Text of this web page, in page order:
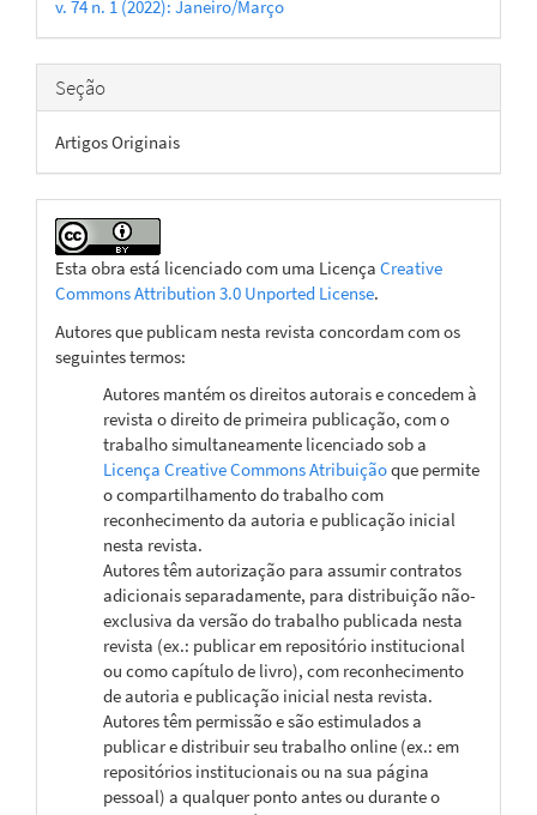
artigo
v. 74 n. 1 (2022): Janeiro/Março
Seção
Artigos Originais
Esta obra está licenciado com uma Licença Creative
Commons Attribution 3.0 Unported License.
Autores que publicam nesta revista concordam com os
seguintes termos:
Autores mantém os direitos autorais e concedem à
revista o direito de primeira publicação, com o
trabalho simultaneamente licenciado sob a
Licença Creative Commons Atribuiçãoque permite
o compartilhamento do trabalho com
reconhecimento da autoria e publicação inicial
nesta revista.
Autores têm autorização para assumir contratos
adicionais separadamente, para distribuição não-
exclusiva da versão do trabalho publicada nesta
revista (ex.: publicar em repositório institucional
ou como capítulo de livro), com reconhecimento
de autoria e publicação inicial nesta revista.
Autores têm permissão e são estimulados a
publicar e distribuir seu trabalho online (ex.: em
repositórios institucionais ou na sua página
pessoal) a qualquer ponto antes ou durante o